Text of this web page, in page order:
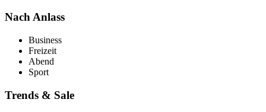
Nach Anlass
Business
Freizeit
Abend
Sport
Trends & Sale